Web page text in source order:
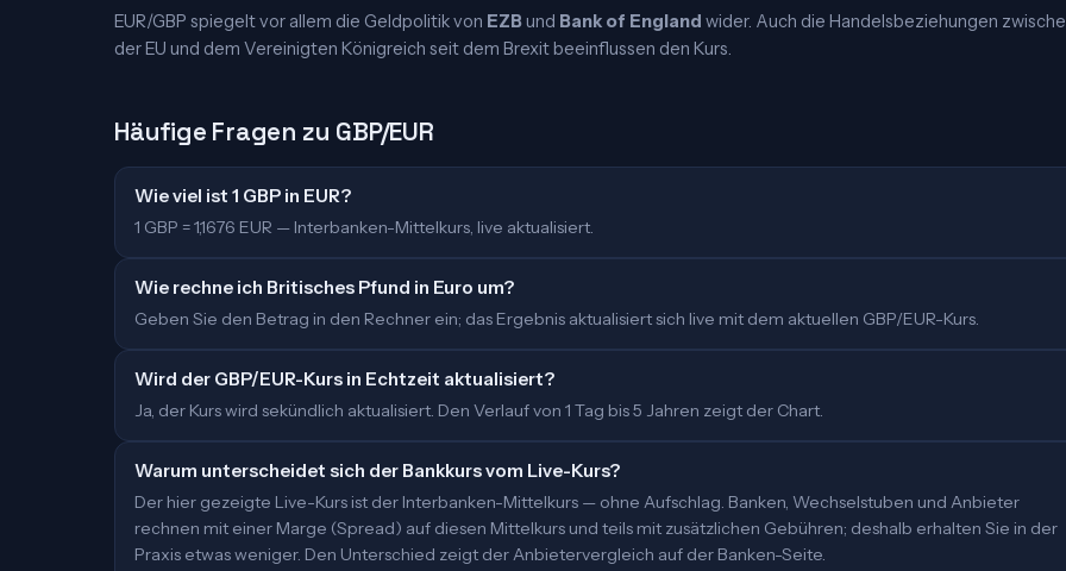
EUR/GBP spiegelt vor allem die Geldpolitik von EZBund Bank of England wider. Auch die Handelsbeziehungen
der EU und dem Vereinigten Königreich seit dem Brexit beeinflussen den Kurs.
Häufige Fragen zu GBP/EUR
Wie viel ist 1 GBP in EUR?
1 GBP = 1,1676 EUR — Interbanken-Mittelkurs, live aktualisiert.
Wie rechne ich Britisches Pfund in Euro um?
Geben Sie den Betrag in den Rechner ein; das Ergebnis aktualisiert sich live mit dem aktuellen GBP/EUR-Kurs.
Wird der GBP/EUR-Kurs in Echtzeit aktualisiert?
Ja, der Kurs wird sekündlich aktualisiert. Den Verlauf von 1 Tag bis 5 Jahren zeigt der Chart.
Warum unterscheidet sich der Bankkurs vom Live-Kurs?
Der hier gezeigte Live-Kurs ist der Interbanken-Mittelkurs — ohne Aufschlag. Banken, Wechselstuben und Anbieter
rechnen mit einer Marge (Spread) auf diesen Mittelkurs und teils mit zusätzlichen Gebühren; deshalb erhalten Sie in der
Praxis etwas weniger. Den Unterschied zeigt der Anbietervergleich auf der Banken-Seite.